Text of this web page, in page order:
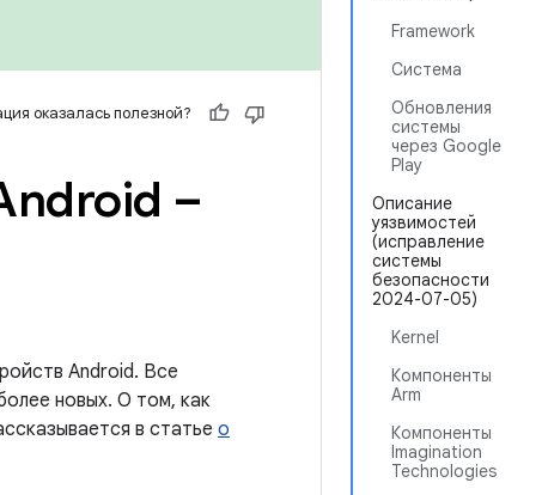
Framework
Система
Обновления
системы
через Google
Play
Описание
уязвимостей
(исправление
системы
безопасности
2024-07-05)
Kernel
Компоненты
Arm
Компоненты
Imagination
Technologies
оказалась полезной?
–
Android. Все
новых. О том, как
в статье о